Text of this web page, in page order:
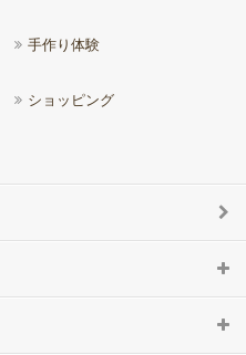
手作り体験
ショッピング